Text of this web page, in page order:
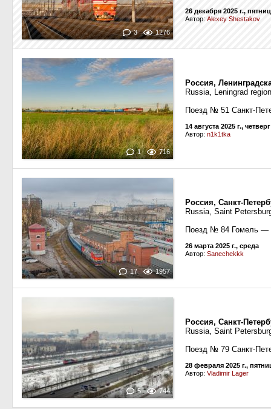
3 1276
26 декабря 2025 г.,
Автор: Alexey Shestakov
1 716
Россия,
Russia, Leningrad
Поезд № 51 Санкт-
14 августа 2025 г., четверг
Автор: n1k1tka
17 1957
Россия, Санкт-
Russia, Saint
Поезд № 84 Гомель —
26 марта 2025 г., среда
Автор: Sanechekkk
5 744
Россия, Санкт-
Russia, Saint
Поезд № 79 Санкт-
28 февраля 2025 г.,
Автор: Vladimir Lager